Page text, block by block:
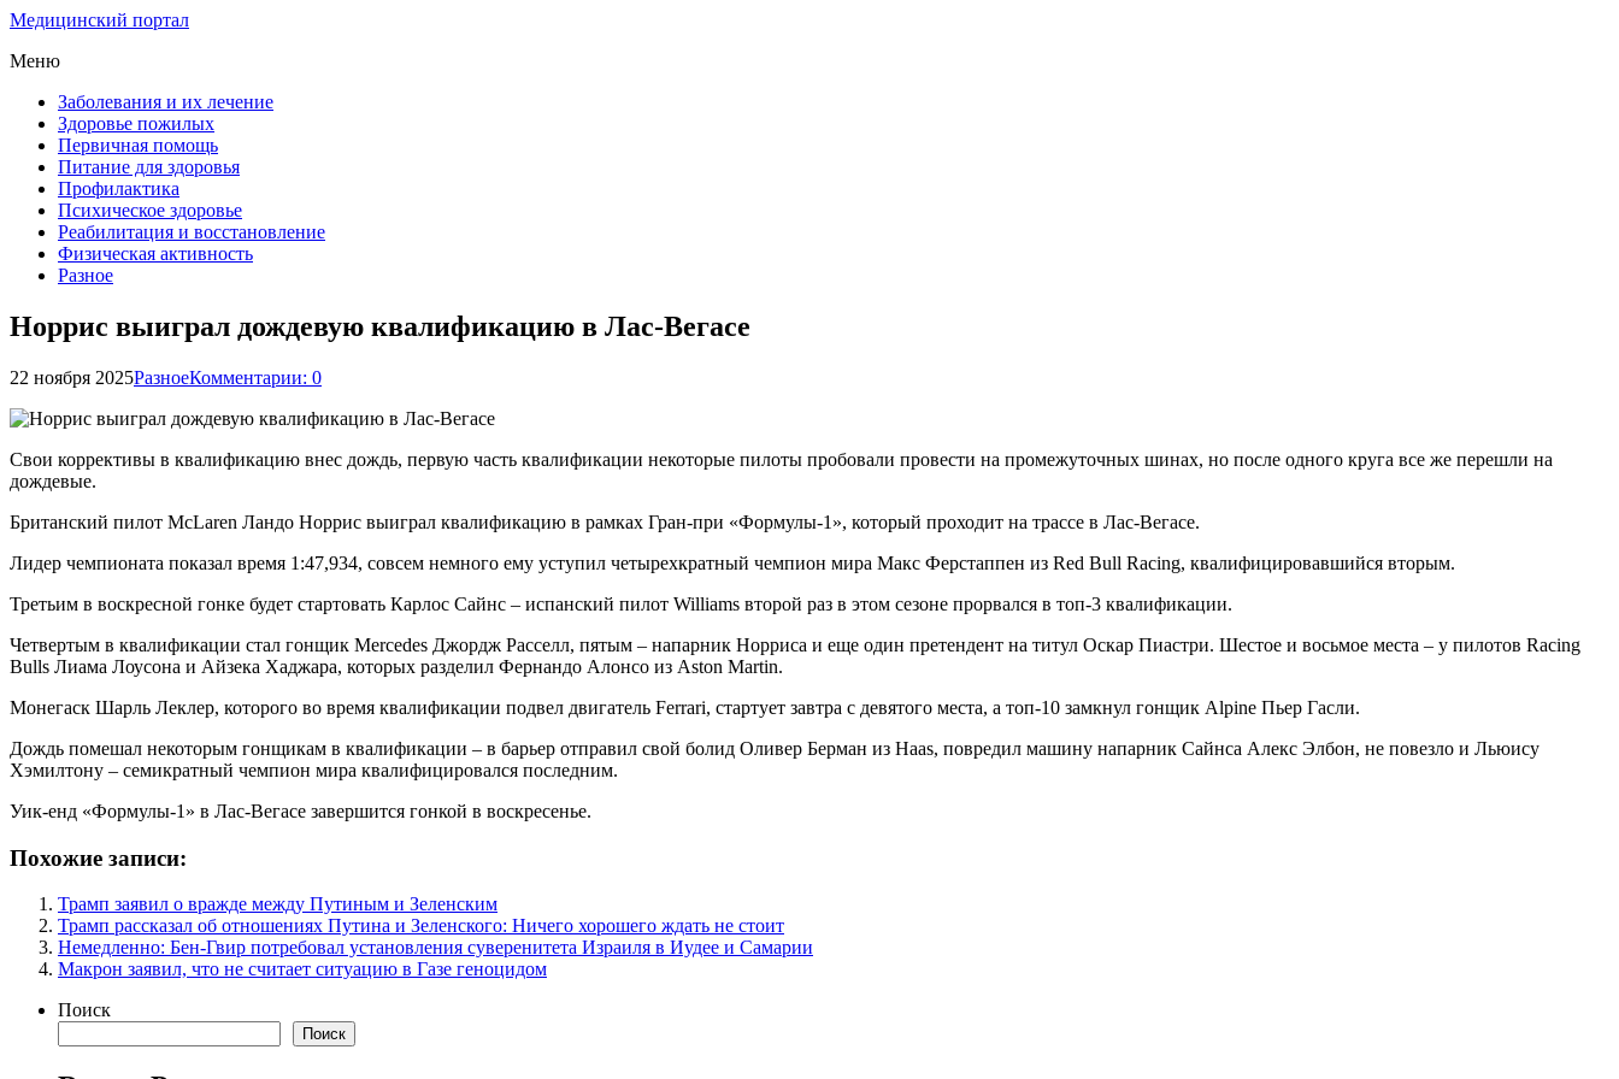
Медицинский портал
Меню
Заболевания и их лечение
Здоровье пожилых
Первичная помощь
Питание для здоровья
Профилактика
Психическое здоровье
Реабилитация и восстановление
Физическая активность
Разное
Норрис выиграл дождевую квалификацию в Лас-Вегасе
22 ноября 2025РазноеКомментарии: 0
Свои коррективы в квалификацию внес дождь, первую часть квалификации некоторые пилоты пробовали провести на промежуточных шинах, но после одного круга все же перешли на
дождевые.
Британский пилот McLaren Ландо Норрис выиграл квалификацию в рамках Гран-при «Формулы-1», который проходит на трассе в Лас-Вегасе.
Лидер чемпионата показал время 1:47,934, совсем немного ему уступил четырехкратный чемпион мира Макс Ферстаппен из Red Bull Racing, квалифицировавшийся вторым.
Третьим в воскресной гонке будет стартовать Карлос Сайнс – испанский пилот Williams второй раз в этом сезоне прорвался в топ-3 квалификации.
Четвертым в квалификации стал гонщик Mercedes Джордж Расселл, пятым – напарник Норриса и еще один претендент на титул Оскар Пиастри. Шестое и восьмое места – у пилотов Racing
Bulls Лиама Лоусона и Айзека Хаджара, которых разделил Фернандо Алонсо из Aston Martin.
Монегаск Шарль Леклер, которого во время квалификации подвел двигатель Ferrari, стартует завтра с девятого места, а топ-10 замкнул гонщик Alpine Пьер Гасли.
Дождь помешал некоторым гонщикам в квалификации – в барьер отправил свой болид Оливер Берман из Haas, повредил машину напарник Сайнса Алекс Элбон, не повезло и Льюису
Хэмилтону – семикратный чемпион мира квалифицировался последним.
Уик-енд «Формулы-1» в Лас-Вегасе завершится гонкой в воскресенье.
Похожие записи:
Трамп заявил о вражде между Путиным и Зеленским
Трамп рассказал об отношениях Путина и Зеленского: Ничего хорошего ждать не стоит
Немедленно: Бен-Гвир потребовал установления суверенитета Израиля в Иудее и Самарии
Макрон заявил, что не считает ситуацию в Газе геноцидом
Поиск
Поиск